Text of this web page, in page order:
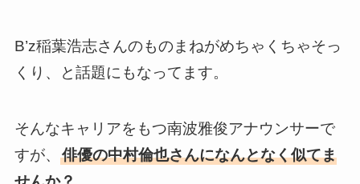
B’z稲葉浩志さんのものまねがめちゃくちゃそっ
くり、と話題にもなってます。
そんなキャリアをもつ南波雅俊アナウンサーで
すが、 俳優の中村倫也さんになんとなく似てま